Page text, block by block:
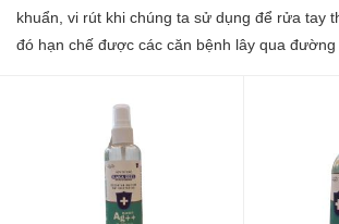
khuẩn, vi rút khi chúng ta sử dụng để rửa tay
đó hạn chế được các căn bệnh lây qua đường